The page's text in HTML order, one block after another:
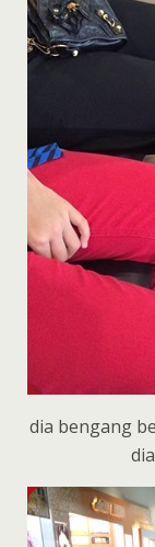
dia bengang